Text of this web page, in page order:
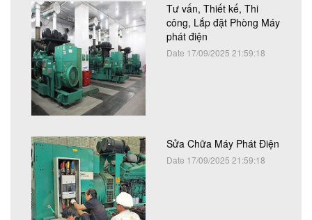
Tư vấn, Thiết kế, Thi
công, Lắp đặt Phòng Máy
phát điện
Date 17/09/2025 21:59:18
Sửa Chữa Máy Phát Điện
Date 17/09/2025 21:59:18